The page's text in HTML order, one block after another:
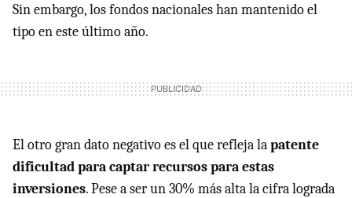
Sin embargo, los fondos nacionales han mantenido el
tipo en este último año.
El otro gran dato negativo es el que refleja lapatente
dificultad para captar recursos para estas
inversiones. Pese a ser un 30% más alta la cifra lograda